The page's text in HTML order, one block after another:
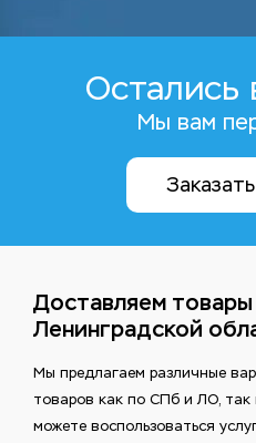
Остались
Мы вам
Доставляем товары
Ленинградской
Мы предлагаем различные
товаров как по СПб и ЛО, так
можете воспользоваться